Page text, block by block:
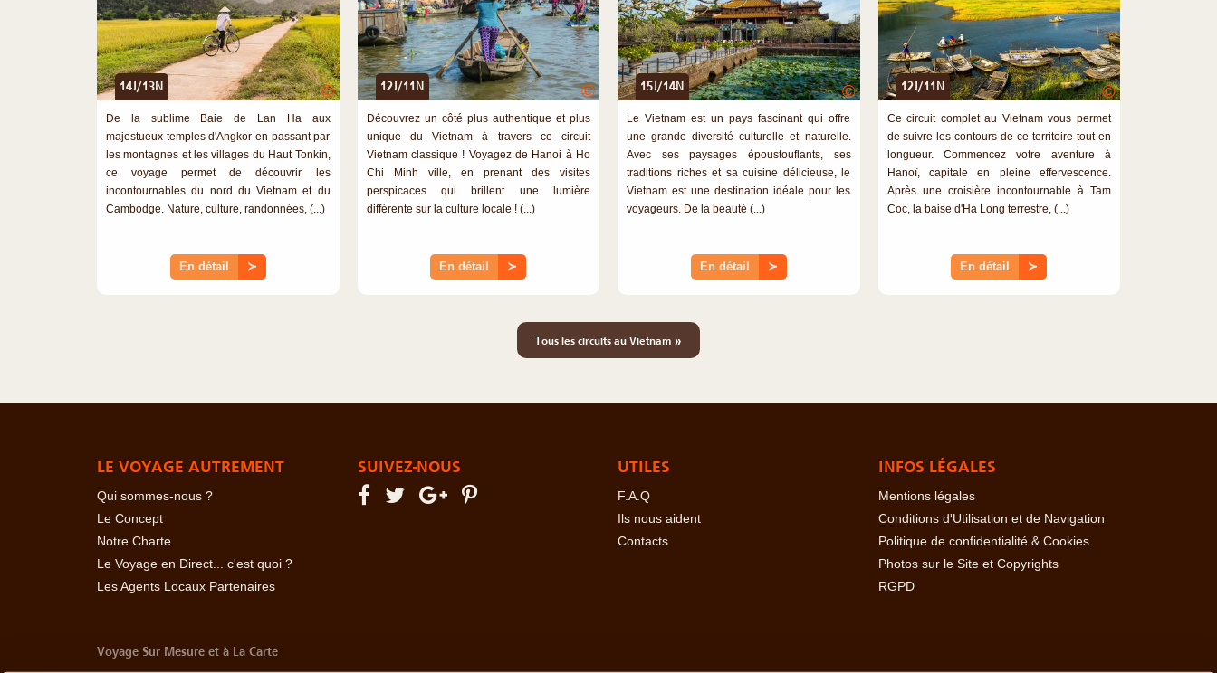
14J/13N ©
De la sublime Baie de Lan Ha aux
majestueux temples d'Angkor en passant par
les montagnes et les villages du Haut Tonkin,
ce voyage permet de découvrir les
incontournables du nord du Vietnam et du
Cambodge. Nature, culture, randonnées, (...)
En détail ≻
12J/11N ©
Découvrez un côté plus authentique et plus
unique du Vietnam à travers ce circuit
Vietnam classique ! Voyagez de Hanoi à Ho
Chi Minh ville, en prenant des visites
perspicaces qui brillent une lumière
différente sur la culture locale ! (...)
En détail ≻
15J/14N ©
Le Vietnam est un pays fascinant qui offre
une grande diversité culturelle et naturelle.
Avec ses paysages époustouflants, ses
traditions riches et sa cuisine délicieuse, le
Vietnam est une destination idéale pour les
voyageurs. De la beauté (...)
En détail ≻
12J/11N ©
Ce circuit complet au Vietnam vous permet
de suivre les contours de ce territoire tout en
longueur. Commencez votre aventure à
Hanoï, capitale en pleine effervescence.
Après une croisière incontournable à Tam
Coc, la baise d'Ha Long terrestre, (...)
En détail ≻
Tous les circuits au Vietnam »
LE VOYAGE AUTREMENT
Qui sommes-nous ?
Le Concept
Notre Charte
Le Voyage en Direct... c'est quoi ?
Les Agents Locaux Partenaires
SUIVEZ-NOUS UTILES
F.A.Q
Ils nous aident
Contacts
INFOS LÉGALES
Mentions légales
Conditions d'Utilisation et de Navigation
Politique de confidentialité & Cookies
Photos sur le Site et Copyrights
RGPD
Voyage Sur Mesure et à La Carte